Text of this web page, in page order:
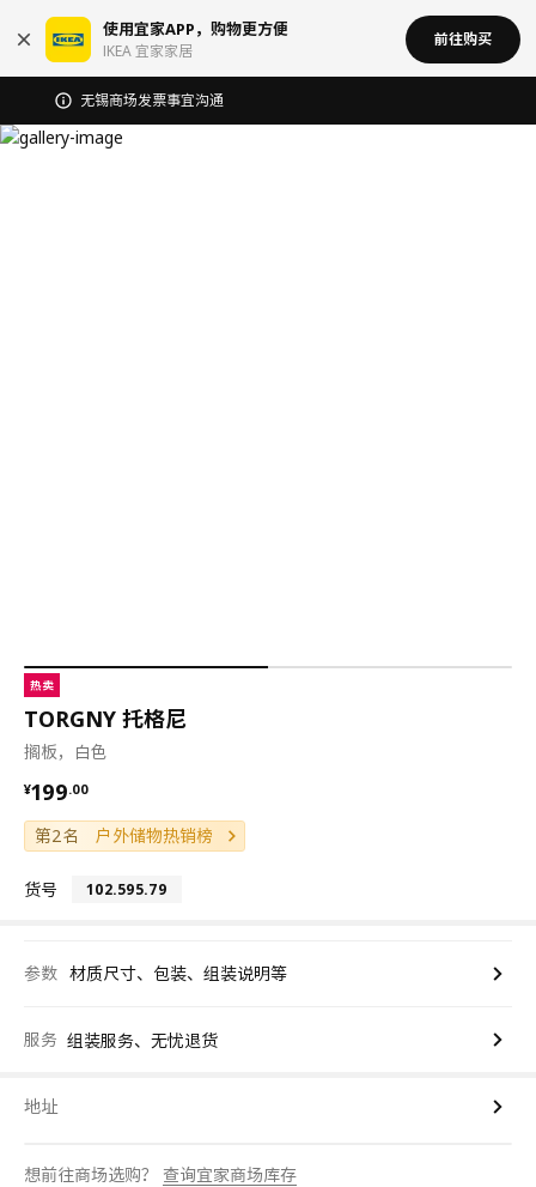
使用宜家APP，购物更方便
IKEA 宜家家居
前往购买
无锡商场发票事宜沟通
热卖
TORGNY 托格尼
搁板，白色
¥199.00
¥ 199.00
第2名 户外储物热销榜
货号 102.595.79
参数 材质尺寸、包装、组装说明等
服务 组装服务、无忧退货
地址
想前往商场选购？ 查询宜家商场库存